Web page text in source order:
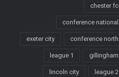
chester fc
conference national
conference north
exeter city
gillingham
league 1
league 2
lincoln city